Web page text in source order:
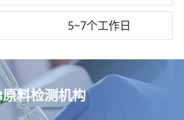
5~7个工作日
料检测机构